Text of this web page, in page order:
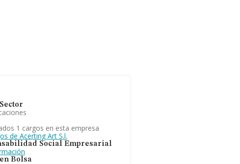
1 cargos en esta empresa
de Acerting Art S.l.
Social Empresarial
Bolsa